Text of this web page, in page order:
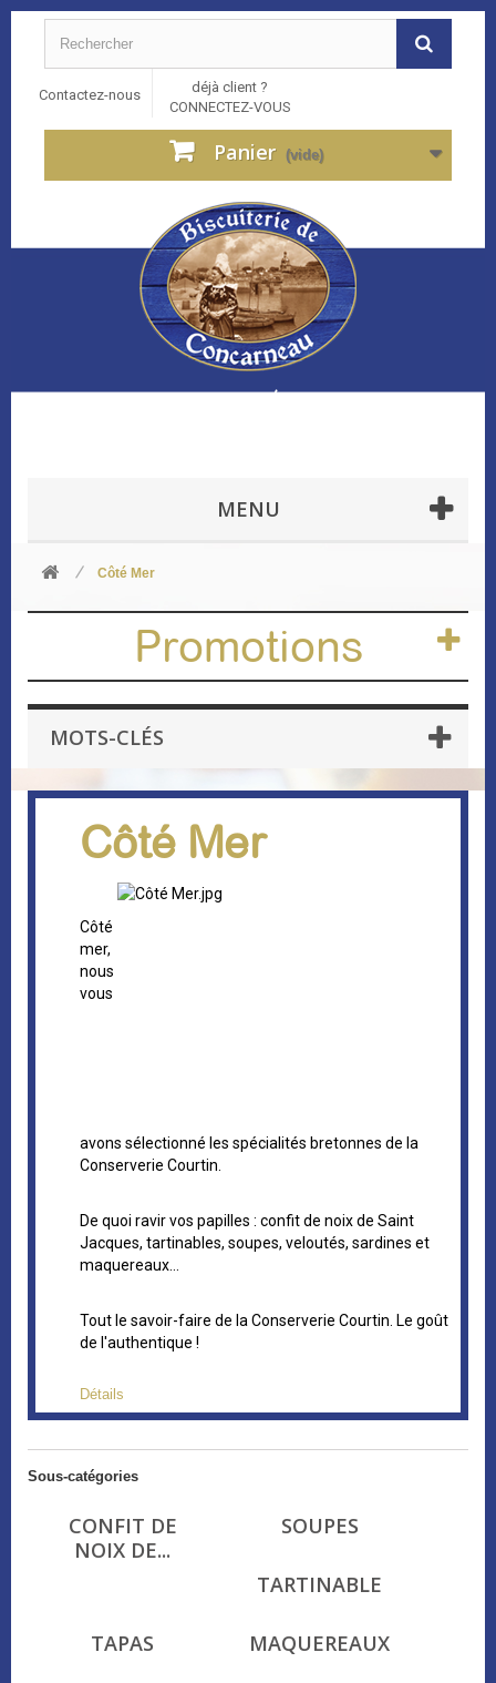
Contactez-nous
déjà client ?
CONNECTEZ-VOUS
Panier (vide)
MENU
Côté Mer
Promotions
MOTS-CLÉS
Côté Mer
Côté
mer,
nous
vous
avons sélectionné les spécialités bretonnes de la
Conserverie Courtin.
De quoi ravir vos papilles : confit de noix de Saint
Jacques, tartinables, soupes, veloutés, sardines et
maquereaux…
Tout le savoir-faire de la Conserverie Courtin. Le goût
de l'authentique !
Détails
Sous-catégories
CONFIT DE
NOIX DE...
SOUPES
TARTINABLE
TAPAS MAQUEREAUX